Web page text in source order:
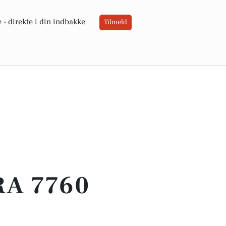
- direkte i din indbakke Tilmeld
7760